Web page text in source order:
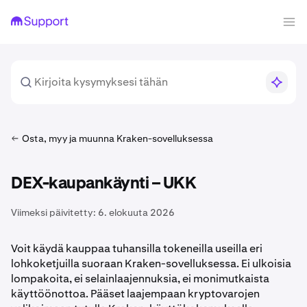
Osta, myy ja muunna Kraken-sovelluksessa
DEX-kaupankäynti – UKK
Viimeksi päivitetty: 6. elokuuta 2026
Voit käydä kauppaa tuhansilla tokeneilla useilla eri
lohkoketjuilla suoraan Kraken-sovelluksessa. Ei ulkoisia
lompakoita, ei selainlaajennuksia, ei monimutkaista
käyttöönottoa. Pääset laajempaan kryptovarojen